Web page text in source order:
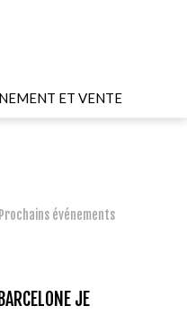
ET VENTE
Prochains événements
JE